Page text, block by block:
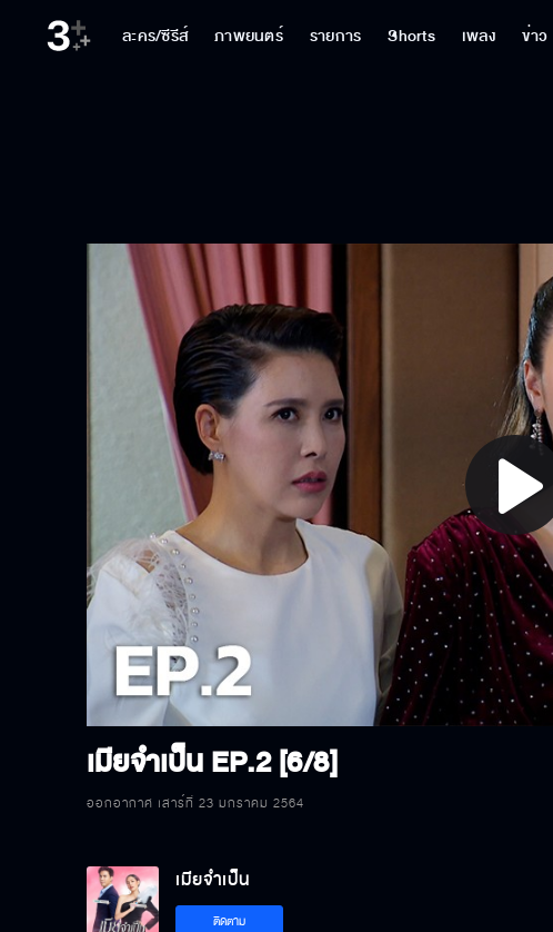
ละคร/ซีรีส์ ภาพยนตร์ รายการ Shorts เพลง ข่าว
Play
Video
เมียจำเป็นEP.2 [6/8]
ออกอากาศ เสาร์ที่ 23 มกราคม 2564
เมียจำเป็น
ติดตาม